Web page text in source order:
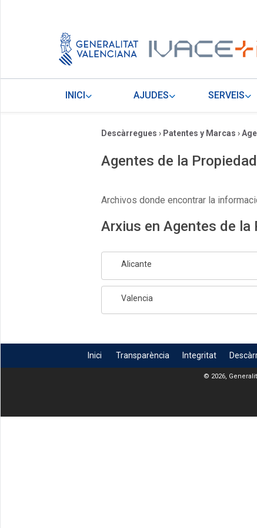
INICI AJUDES SERVEIS
Descàrregues › Patentes y Marcas ›
Agentes de la
Archivos donde encontrar la
Arxius en Agentes de la
Alicante
Valencia
Inici Transparència Integritat
© 2026,